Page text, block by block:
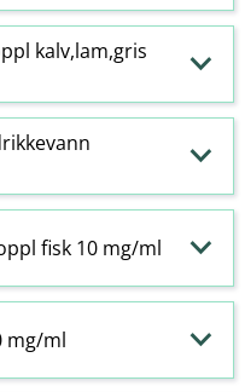
kalv,lam,gris
fisk 10 mg/ml
mg/ml